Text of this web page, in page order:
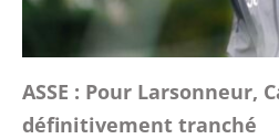
ASSE : Pour Larsonneur,
définitivement tranché